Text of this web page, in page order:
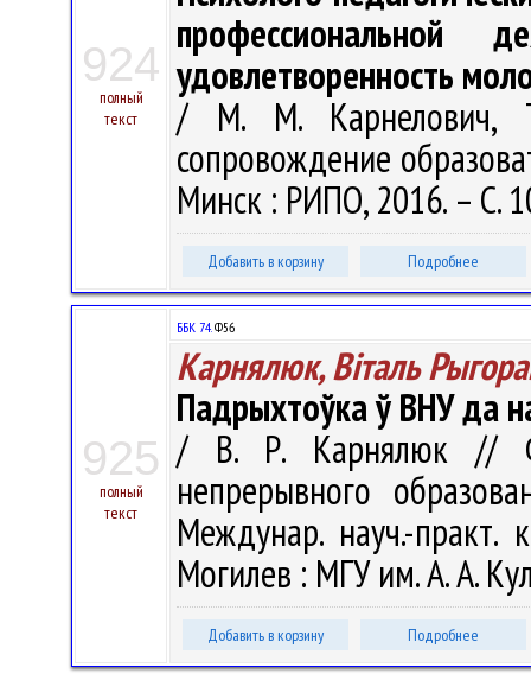
924
полный
текст
удовлетворенность
/ М. М. Карнелович,
сопровождение
Минск : РИПО, 2016. – С.
Добавить в корзину Подробнее
925
полный
текст
ББК 74.Ф56
Карнялюк, Віталь
Падрыхтоўка ў ВНУ да
/ В. Р. Карнялюк //
непрерывного
Междунар. науч.-
Могилев : МГУ им. А. А.
Добавить в корзину Подробнее